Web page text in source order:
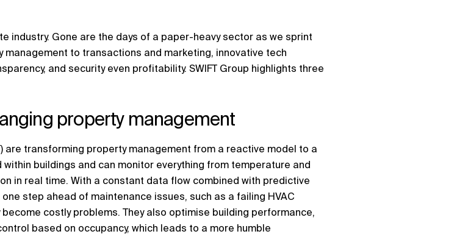
industry. Gone are the days of a paper-heavy sector as we sprint
to transactions and marketing, innovative tech
and security even profitability. SWIFT Group highlights three
property management
are transforming property management from a reactive model to a
buildings and can monitor everything from temperature and
in real time. With a constant data flow combined with predictive
step ahead of maintenance issues, such as a failing HVAC
costly problems. They also optimise building performance,
based on occupancy, which leads to a more humble